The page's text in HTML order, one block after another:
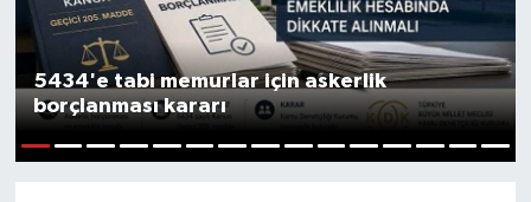
5434'e tabi memurlar için askerlik
borçlanması kararı